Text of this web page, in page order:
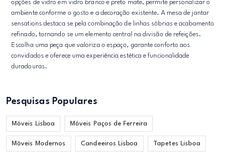
opções de vidro em vidro branco e preto mate, permite personalizar o
ambiente conforme o gosto e a decoração existente. A mesa de jantar
sensations destaca se pela combinação de linhas sóbrias e acabamento
refinado, tornando se um elemento central na divisão de refeições.
Escolha uma peça que valoriza o espaço, garante conforto aos
convidados e oferece uma experiência estética e funcionalidade
duradouras.
Pesquisas Populares
Móveis Lisboa Móveis Paços de Ferreira
Móveis Modernos Candeeiros Lisboa Tapetes Lisboa